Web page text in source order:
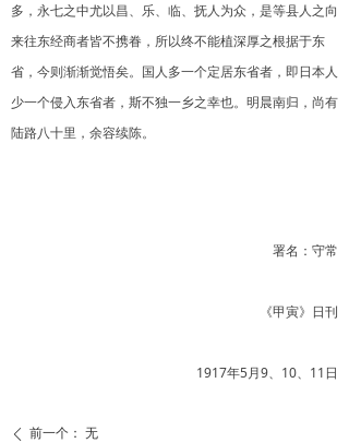
多，永七之中尤以昌、乐、临、抚人为众，是等县人之向
来往东经商者皆不携眷，所以终不能植深厚之根据于东
省，今则渐渐觉悟矣。国人多一个定居东省者，即日本人
少一个侵入东省者，斯不独一乡之幸也。明晨南归，尚有
陆路八十里，余容续陈。
署名：守常
《甲寅》日刊
1917年5月9、10、11日
ꄴ 前一个： 无